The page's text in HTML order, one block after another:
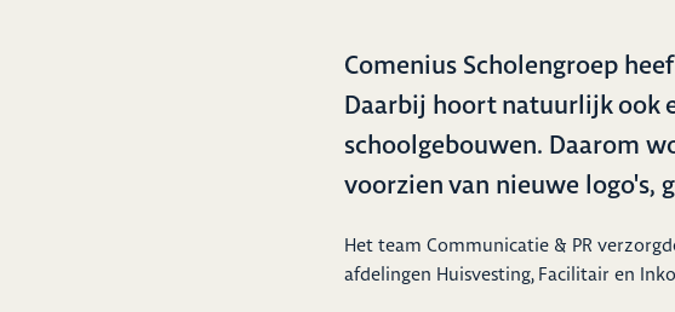
Comenius Scholengroep
Daarbij hoort natuurlijk ook
schoolgebouwen. Daarom
voorzien van nieuwe logo's,
Het team Communicatie & PR
afdelingen Huisvesting, Facilitair en